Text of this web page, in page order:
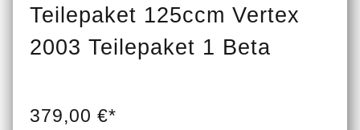
Teilepaket 125ccm Vertex
2003 Teilepaket 1 Beta
379,00 €*